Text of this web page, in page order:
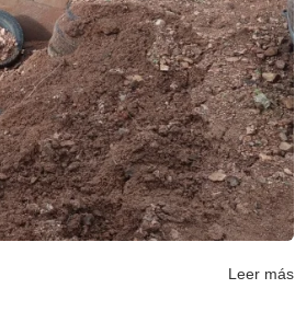
daños estr...
monitoreo permanente de las condiciones
Leer más